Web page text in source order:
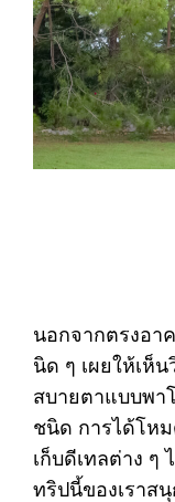
นอกจากตรงอา
นิด ๆ เผยให้เห็
สบายตาแบบพา
ชนิด การได้โห
เก็บดีเทลต่าง ๆ
ทริปนี้ของเราส